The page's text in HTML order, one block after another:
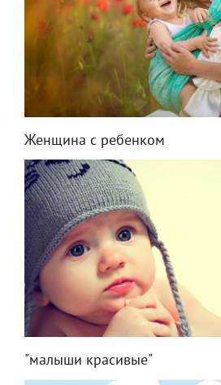
Женщина с ребенком
"малыши красивые"